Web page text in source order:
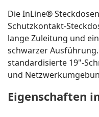
Die InLine®
Schutzkontakt-
lange Zuleitung und
schwarzer
standardisierte 19"-
und
Eigenschaften